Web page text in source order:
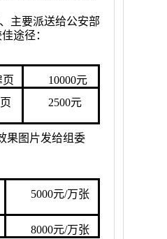
主要派送给公安部
途径：
页
10000元
2500元
果图片发给组委
5000元/万张
8000元/万张